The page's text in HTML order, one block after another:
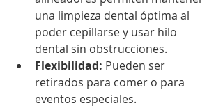
una limpieza dental óptima al
poder cepillarse y usar hilo
dental sin obstrucciones.
Flexibilidad: Pueden ser
retirados para comer o para
eventos especiales.